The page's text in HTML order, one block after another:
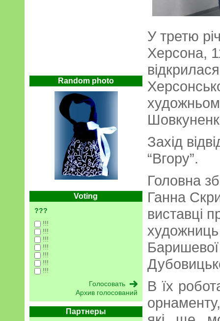
Random photo
Voting
???
!!!
!!!
!!!
!!!
!!!
!!!
!!!
Архив голосований
Партнеры
У третю
Херсона,
Захід
“Вгору”.
Головна
Ганна
виставці
Баришевої
В їх